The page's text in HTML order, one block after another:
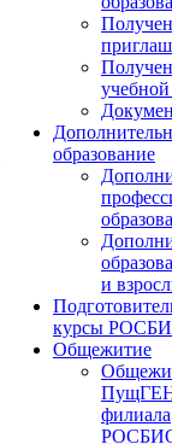
образование
и
курсы
Общежитие
филиала